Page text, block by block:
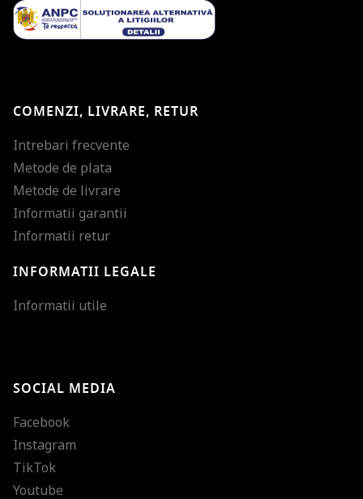
COMENZI, LIVRARE, RETUR
Intrebari frecvente
Metode de plata
Metode de livrare
Informatii garantii
Informatii retur
INFORMATII LEGALE
Informatii utile
SOCIAL MEDIA
Facebook
Instagram
TikTok
Youtube